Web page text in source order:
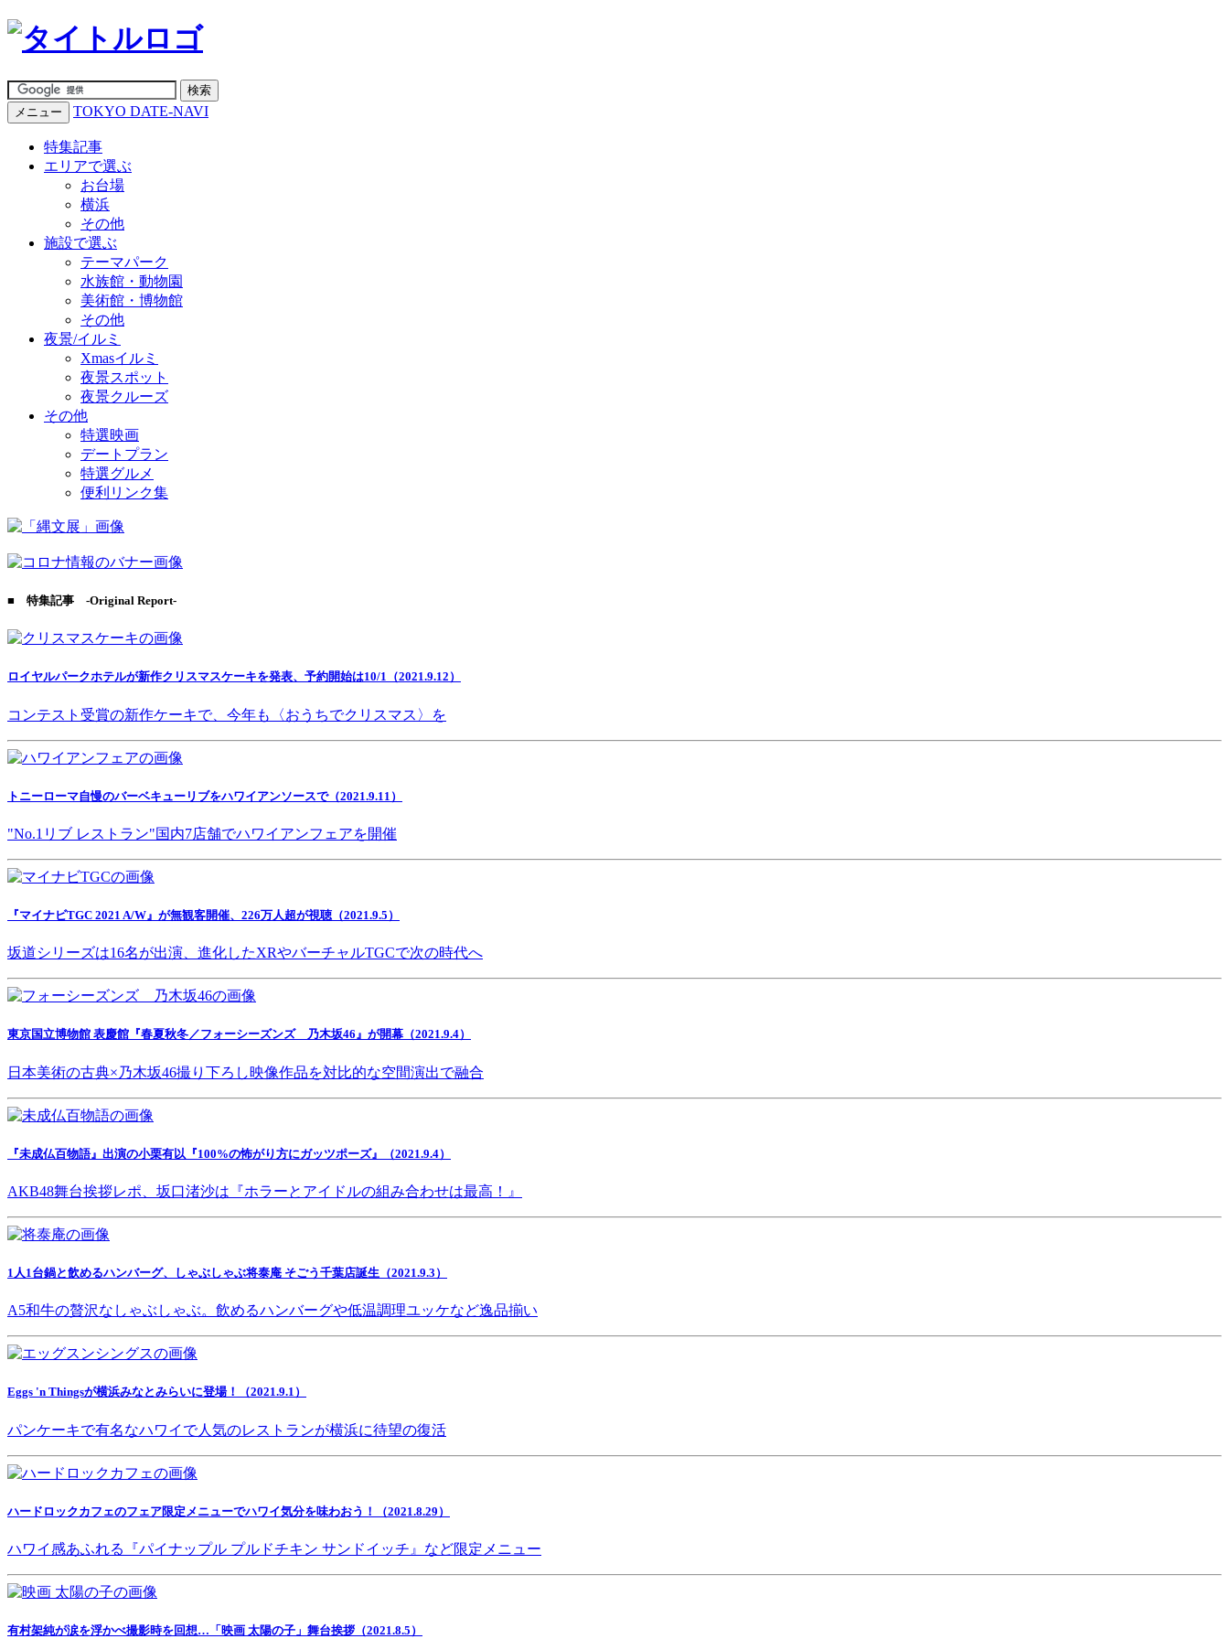
メニュー TOKYO DATE-NAVI
特集記事
エリアで選ぶ
お台場
横浜
その他
施設で選ぶ
テーマパーク
水族館・動物園
美術館・博物館
その他
夜景/イルミ
Xmasイルミ
夜景スポット
夜景クルーズ
その他
特選映画
デートプラン
特選グルメ
便利リンク集
■ 特集記事 -Original Report-
ロイヤルパークホテルが新作クリスマスケーキを発表、予約開始は10/1（2021.9.12）
コンテスト受賞の新作ケーキで、今年も〈おうちでクリスマス〉を
トニーローマ自慢のバーベキューリブをハワイアンソースで（2021.9.11）
"No.1リブ レストラン"国内7店舗でハワイアンフェアを開催
『マイナビTGC 2021 A/W』が無観客開催、226万人超が視聴（2021.9.5）
坂道シリーズは16名が出演、進化したXRやバーチャルTGCで次の時代へ
東京国立博物館 表慶館『春夏秋冬／フォーシーズンズ 乃木坂46』が開幕（2021.9.4）
日本美術の古典×乃木坂46撮り下ろし映像作品を対比的な空間演出で融合
『未成仏百物語』出演の小栗有以『100%の怖がり方にガッツポーズ』（2021.9.4）
AKB48舞台挨拶レポ、坂口渚沙は『ホラーとアイドルの組み合わせは最高！』
1人1台鍋と飲めるハンバーグ、しゃぶしゃぶ将泰庵 そごう千葉店誕生（2021.9.3）
A5和牛の贅沢なしゃぶしゃぶ。飲めるハンバーグや低温調理ユッケなど逸品揃い
Eggs 'n Thingsが横浜みなとみらいに登場！（2021.9.1）
パンケーキで有名なハワイで人気のレストランが横浜に待望の復活
ハードロックカフェのフェア限定メニューでハワイ気分を味わおう！（2021.8.29）
ハワイ感あふれる『パイナップル プルドチキン サンドイッチ』など限定メニュー
有村架純が涙を浮かべ撮影時を回想…「映画 太陽の子」舞台挨拶（2021.8.5）